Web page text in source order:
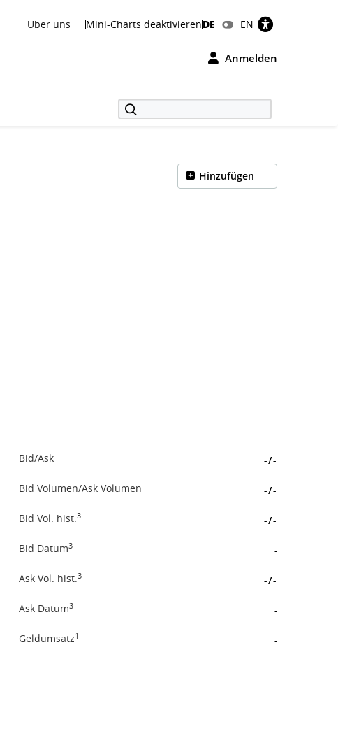
Über uns Mini-Charts deaktivierenDE EN
Anmelden
Hinzufügen
Bid/Ask -/-
Bid Volumen/Ask Volumen -/-
Bid Vol. hist.3 -/-
Bid Datum3 -
Ask Vol. hist.3 -/-
Ask Datum3 -
Geldumsatz1 -